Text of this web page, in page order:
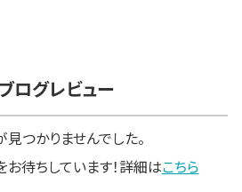
ブログレビュー
見つかりませんでした。
待ちしています！詳細はこちら